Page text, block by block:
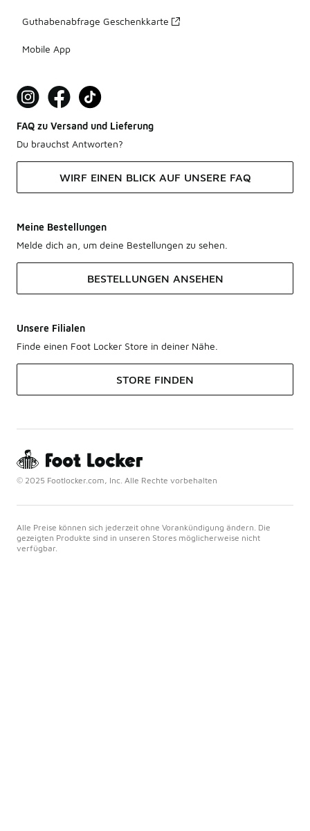
Guthabenabfrage Geschenkkarte
Mobile App
FAQ zu Versand und Lieferung
Du brauchst Antworten?
WIRF EINEN BLICK AUF UNSERE FAQ
Meine Bestellungen
Melde dich an, um deine Bestellungen zu sehen.
BESTELLUNGEN ANSEHEN
Unsere Filialen
Finde einen Foot Locker Store in deiner Nähe.
STORE FINDEN
© 2025 Footlocker.com, Inc. Alle Rechte vorbehalten
Alle Preise können sich jederzeit ohne Vorankündigung ändern. Die
gezeigten Produkte sind in unseren Stores möglicherweise nicht
verfügbar.